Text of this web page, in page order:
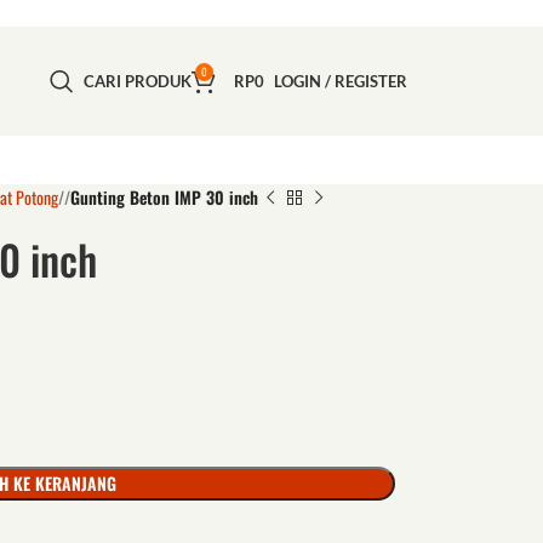
CARI PRODUK 0 RP0 LOGIN / REGISTER
Potong/ Gunting Beton IMP 30 inch
inch
KE KERANJANG